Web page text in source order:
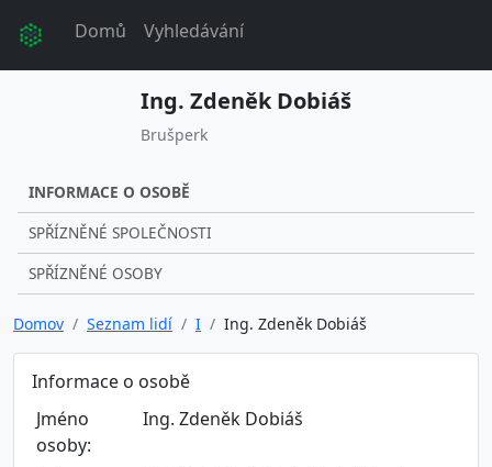
Domů Vyhledávání
Ing. Zdeněk Dobiáš
Brušperk
INFORMACE O OSOBĚ
SPŘÍZNĚNÉ SPOLEČNOSTI
SPŘÍZNĚNÉ OSOBY
Domov Seznam lidí I Ing. Zdeněk Dobiáš
Informace o osobě
Jméno
osoby:
Ing. Zdeněk Dobiáš